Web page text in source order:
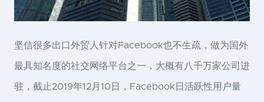
坚信很多出口外贸人针对Facebook也不生疏，做为国外
最具知名度的社交网络平台之一，大概有八千万家公司进
驻，截止2019年12月10日，Facebook日活跃性用户量